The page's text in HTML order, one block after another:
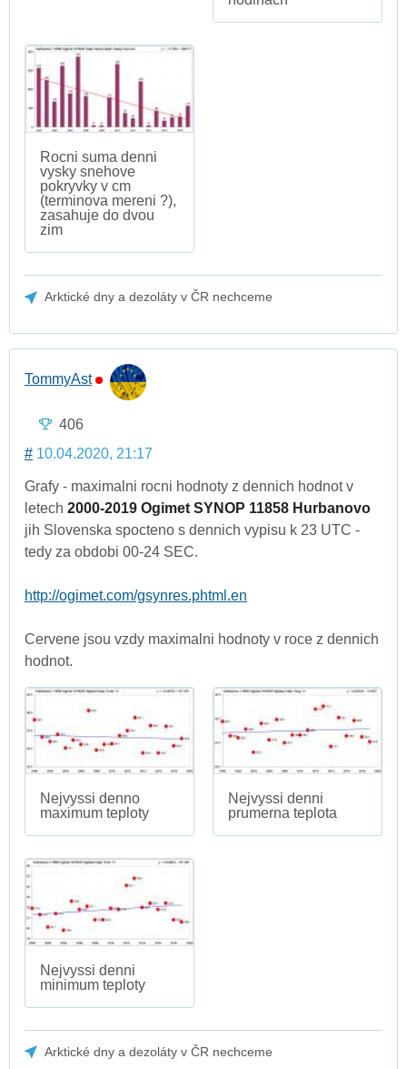
Rocni suma denni
vysky snehove
pokryvky v cm
(terminova mereni ?),
zasahuje do dvou
zim
Arktické dny a dezoláty v ČR nechceme
TommyAst
406
# 10.04.2020, 21:17
Grafy - maximalni rocni hodnoty z dennich hodnot v
letech 2000-2019 Ogimet SYNOP 11858 Hurbanovo
jih Slovenska spocteno s dennich vypisu k 23 UTC -
tedy za obdobi 00-24 SEC.
http://ogimet.com/gsynres.phtml.en
Cervene jsou vzdy maximalni hodnoty v roce z dennich
hodnot.
Nejvyssi denno
maximum teploty
Nejvyssi denni
prumerna teplota
Nejvyssi denni
minimum teploty
Arktické dny a dezoláty v ČR nechceme